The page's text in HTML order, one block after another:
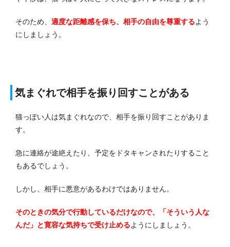
そのため、 適度な距離感を保ち、相手の自由を尊重するよう
にしましょう。
気まぐれで相手を振り回すことがある
猫っぽい人は気まぐれなので、相手を振り回すことがありま
す。
急に連絡が途絶えたり、予定をドタキャンされたりすること
もあるでしょう。
しかし、相手に悪意があるわけではありません。
そのときの気分で行動しているだけなので、「そういう人な
んだ」と寛容な気持ちで受け止めるようにしましょう。